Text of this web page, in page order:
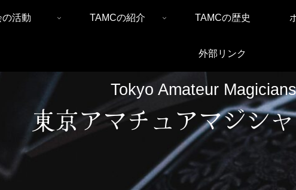
の活動 TAMCの紹介 TAMCの歴史
外部リンク
Tokyo Amateur
東京アマチュアマジシ